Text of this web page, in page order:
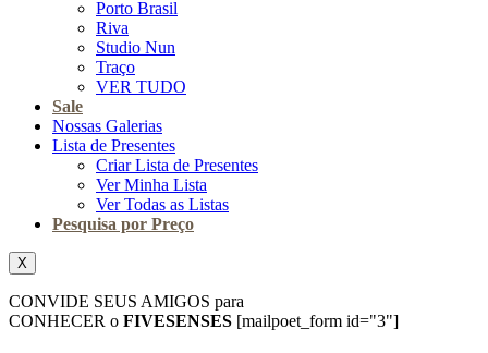
Porto Brasil
Riva
Studio Nun
Traço
VER TUDO
Sale
Nossas Galerias
Lista de Presentes
Criar Lista de Presentes
Ver Minha Lista
Ver Todas as Listas
Pesquisa por Preço
X
CONVIDE SEUS AMIGOS para
CONHECER o FIVESENSES [mailpoet_form id="3"]